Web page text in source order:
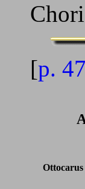
[p.
Ottocarus